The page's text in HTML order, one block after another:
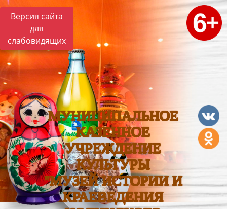
Версия сайта
для
слабовидящих
МУНИЦИПАЛЬНОЕ
КАЗЕННОЕ
УЧРЕЖДЕНИЕ
КУЛЬТУРЫ
"МУЗЕЙ ИСТОРИИ И
КРАЕВЕДЕНИЯ